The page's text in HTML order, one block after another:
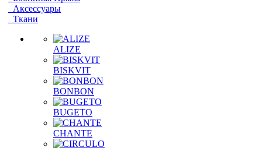
Аксессуары
Ткани
ALIZE
BISKVIT
BONBON
BUGETO
CHANTE